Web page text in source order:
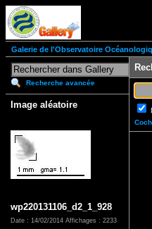
Galerie de l'Observatoire
Recherche avancée
Image aléatoire
wp220131106_d2_1_928
Date : 14/02/2014 Affichages : 2233